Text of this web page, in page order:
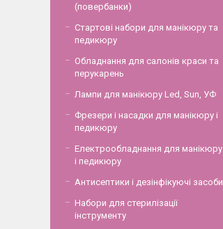
(повербанки)
Стартові набори для манікюру та
педикюру
Обладнання для салонів краси та
перукарень
Лампи для манікюру Led, Sun, УФ
Фрезери і насадки для манікюру і
педикюру
Електрообладнання для манікюру
і педикюру
Антисептики і дезінфікуючі засоби
Набори для стерилізації
інструменту